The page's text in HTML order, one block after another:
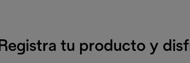
Registra tu producto y